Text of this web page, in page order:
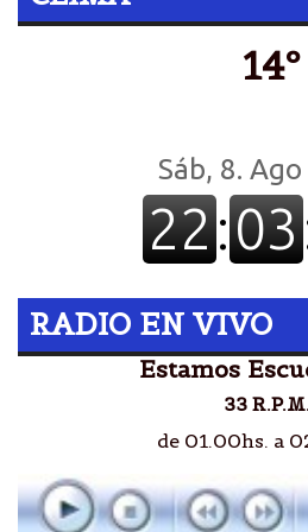
14º
RADIO EN VIVO
Estamos
33 R.P.M.
de 01.00hs. a